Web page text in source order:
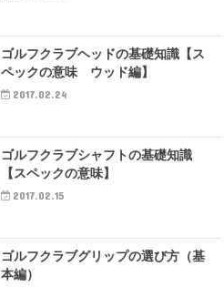
ゴルフクラブヘッドの基礎知識【ス
ペックの意味 ウッド編】
2017.02.24
ゴルフクラブシャフトの基礎知識
【スペックの意味】
2017.02.15
ゴルフクラブグリップの選び方（基
本編）